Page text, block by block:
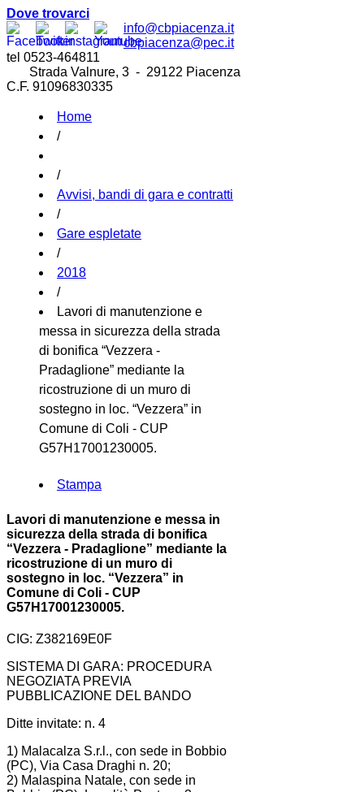
Dove trovarci
info@cbpiacenza.it
cbpiacenza@pec.it
tel 0523-464811
Strada Valnure, 3 - 29122 Piacenza
C.F. 91096830335
Home
/
/
Avvisi, bandi di gara e contratti
/
Gare espletate
/
2018
/
Lavori di manutenzione e
messa in sicurezza della strada
di bonifica “Vezzera -
Pradaglione” mediante la
ricostruzione di un muro di
sostegno in loc. “Vezzera” in
Comune di Coli - CUP
G57H17001230005.
Stampa
Lavori di manutenzione e messa in
sicurezza della strada di bonifica
“Vezzera - Pradaglione” mediante la
ricostruzione di un muro di
sostegno in loc. “Vezzera” in
Comune di Coli - CUP
G57H17001230005.
CIG: Z382169E0F
SISTEMA DI GARA: PROCEDURA
NEGOZIATA PREVIA
PUBBLICAZIONE DEL BANDO
Ditte invitate: n. 4
1) Malacalza S.r.l., con sede in Bobbio
(PC), Via Casa Draghi n. 20;
2) Malaspina Natale, con sede in